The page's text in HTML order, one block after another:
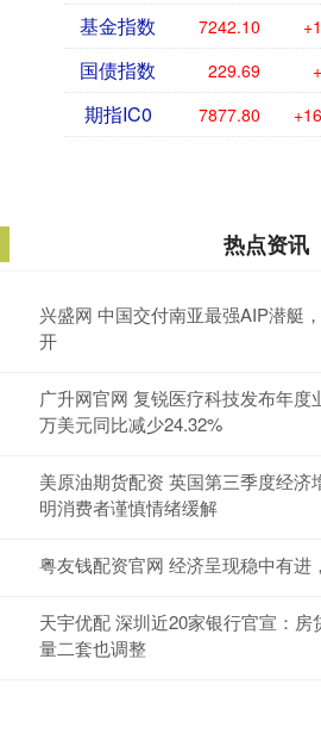
基金指数 7242.10
国债指数 229.69
期指IC0 7877.80
热点资讯
兴盛网 中国交付南亚最强AIP潜艇
开
广升网官网 复锐医疗科技发布年度
万美元同比减少24.32%
美原油期货配资 英国第三季度经济
明消费者谨慎情绪缓解
粤友钱配资官网 经济呈现稳中有进
天宇优配 深圳近20家银行官宣：
量二套也调整